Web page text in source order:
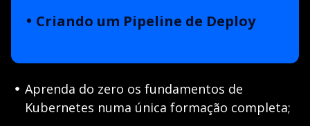
Criando um Pipeline de Deploy
Aprenda do zero os fundamentos de
Kubernetes numa única formação completa;